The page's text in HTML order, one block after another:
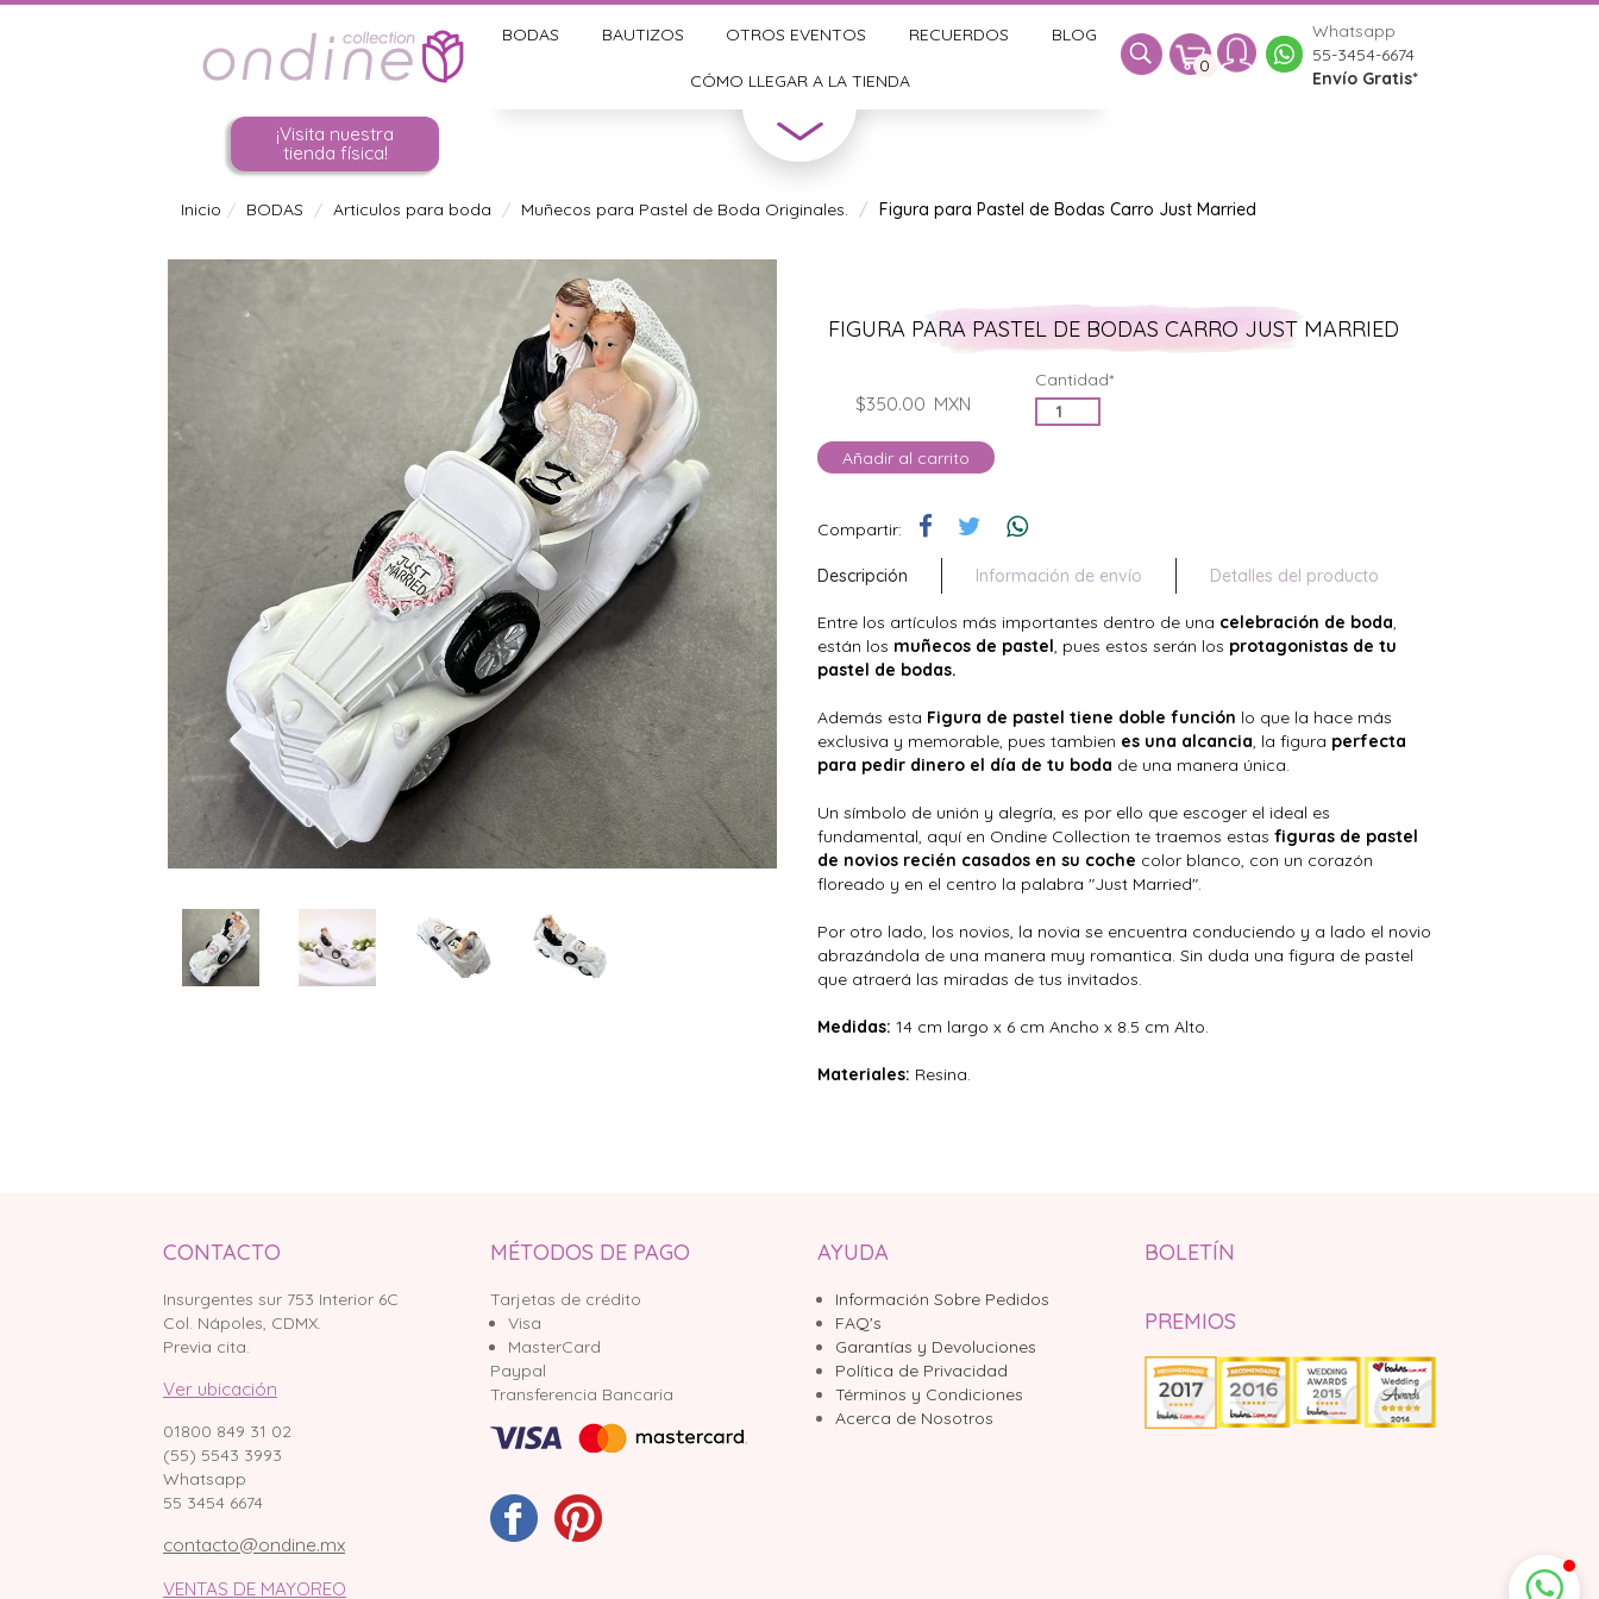
BODAS BAUTIZOS OTROS EVENTOS RECUERDOS BLOG
CÓMO LLEGAR A LA TIENDA
0
Whatsapp
55-3454-6674
Envío Gratis*
¡Visita nuestra
tienda física!
Inicio BODAS Articulos para boda Muñecos para Pastel de Boda Originales. Figura para Pastel de Bodas Carro Just Married
FIGURA PARA PASTEL DE BODAS CARRO JUST MARRIED
$350.00 MXN
Cantidad*
Añadir al carrito
Compartir:
Descripción Información de envío Detalles del producto
Entre los artículos más importantes dentro de una celebración de boda,
están los muñecos de pastel, pues estos serán los protagonistas de tu
pastel de bodas.
Además esta Figura de pastel tiene doble función lo que la hace más
exclusiva y memorable, pues tambien es una alcancia, la figura perfecta
para pedir dinero el día de tu boda de una manera única.
Un símbolo de unión y alegría, es por ello que escoger el ideal es
fundamental, aquí en Ondine Collection te traemos estas figuras de pastel
de novios recién casados en su coche color blanco, con un corazón
floreado y en el centro la palabra "Just Married".
Por otro lado, los novios, la novia se encuentra conduciendo y a lado el novio
abrazándola de una manera muy romantica. Sin duda una figura de pastel
que atraerá las miradas de tus invitados.
Medidas: 14 cm largo x 6 cm Ancho x 8.5 cm Alto.
Materiales: Resina.
CONTACTO
Insurgentes sur 753 Interior 6C
Col. Nápoles, CDMX.
Previa cita.
Ver ubicación
01800 849 31 02
(55) 5543 3993
Whatsapp
55 3454 6674
contacto@ondine.mx
VENTAS DE MAYOREO
MÉTODOS DE PAGO
Tarjetas de crédito
Visa
MasterCard
Paypal
Transferencia Bancaria
AYUDA
Información Sobre Pedidos
FAQ's
Garantías y Devoluciones
Política de Privacidad
Términos y Condiciones
Acerca de Nosotros
BOLETÍN
PREMIOS